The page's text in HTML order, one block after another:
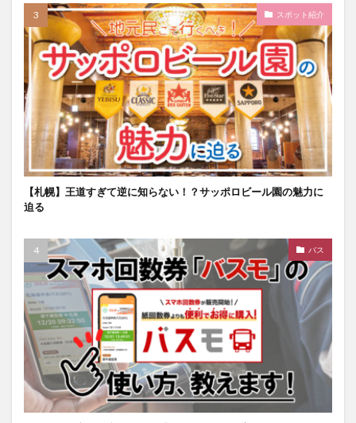
スポット紹介
【札幌】王道すぎて逆に知らない！？サッポロビール園の魅力に
迫る
バス